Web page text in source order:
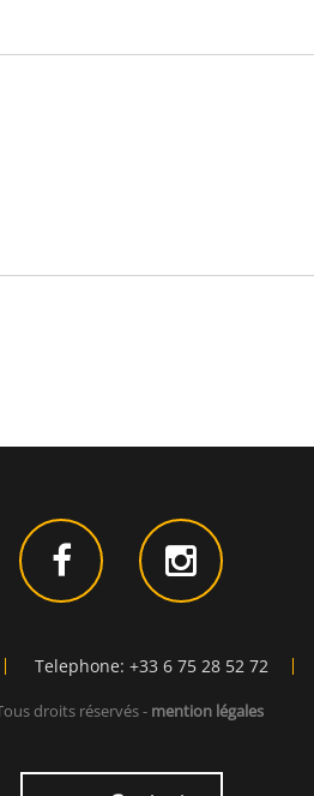
Telephone: +33 6 75 28 52 72
droits réservés - mention légales